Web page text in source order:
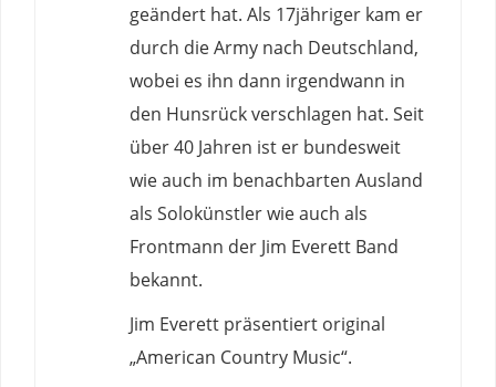
geändert hat. Als 17jähriger kam er
durch die Army nach Deutschland,
wobei es ihn dann irgendwann in
den Hunsrück verschlagen hat. Seit
über40 Jahren ist er bundesweit
wie auch im benachbarten Ausland
als Solokünstler wie auch als
Frontmann der Jim Everett Band
bekannt.
Jim Everett präsentiert original
„American Country Music“.